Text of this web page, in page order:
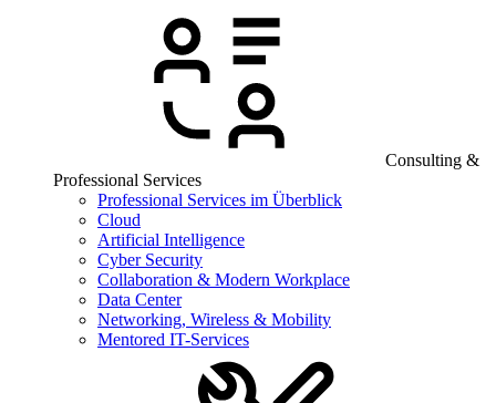
Consulting &
Professional Services
Professional Services im Überblick
Cloud
Artificial Intelligence
Cyber Security
Collaboration & Modern Workplace
Data Center
Networking, Wireless & Mobility
Mentored IT-Services